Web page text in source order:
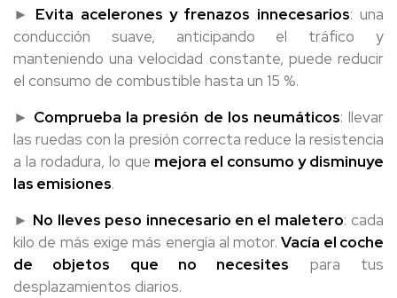
► Evita acelerones y frenazos innecesarios: una
conducción suave, anticipando el tráfico y
manteniendo una velocidad constante, puede reducir
el consumo de combustible hasta un 15 %.
► Comprueba la presión de los neumáticos: llevar
las ruedas con la presión correcta reduce la resistencia
a la rodadura, lo que mejora el consumo y disminuye
las emisiones.
► No lleves peso innecesario en el maletero: cada
kilo de más exige más energía al motor.Vacía el coche
de objetos que no necesites para tus
desplazamientos diarios.